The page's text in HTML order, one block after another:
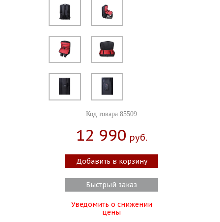
Код товара 85509
12 990 Руб.
Добавить в корзину
Быстрый заказ
Уведомить о снижении
цены